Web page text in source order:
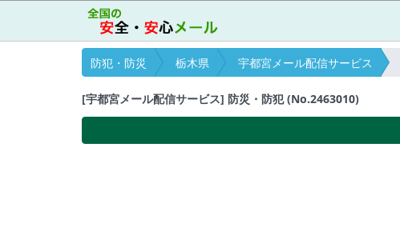
防犯・防災 栃木県 宇都宮メール配信サービス
[宇都宮メール配信サービス] 防災・防犯 (No.2463010)